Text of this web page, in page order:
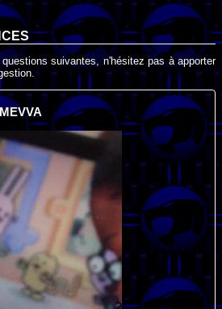
suivantes, n'hésitez pas à apporter